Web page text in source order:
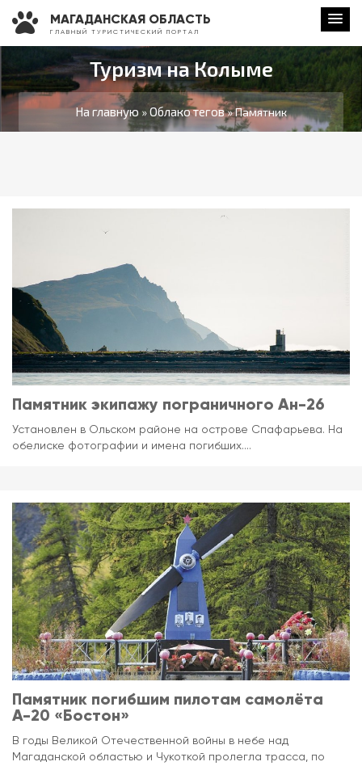
МАГАДАНСКАЯ ОБЛАСТЬ
Г Л А В Н Ы Й Т У Р И С Т И Ч Е С К И Й П О Р Т А Л
Туризм на Колыме
На главную »Облако тегов» Памятник
Памятник экипажу пограничного Ан-26
Установлен в Ольском районе на острове Спафарьева. На
обелиске фотографии и имена погибших....
Памятник погибшим пилотам самолёта
А-20 «Бостон»
В годы Великой Отечественной войны в небе над
Магаданской областью и Чукоткой пролегла трасса, по